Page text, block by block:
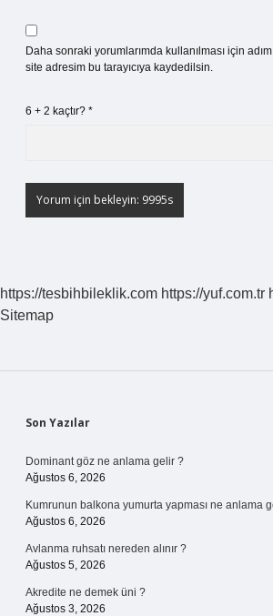
Daha sonraki yorumlarımda kullanılması için
site adresim bu tarayıcıya kaydedilsin.
6 + 2 kaçtır? *
https://tesbihbileklik.com https://yuf.com.tr
Sitemap
Sidebar
Son Yazılar
Dominant göz ne anlama gelir ?
Ağustos 6, 2026
Kumrunun balkona yumurta yapması ne anlama
Ağustos 6, 2026
Avlanma ruhsatı nereden alınır ?
Ağustos 5, 2026
Akredite ne demek üni ?
Ağustos 3, 2026